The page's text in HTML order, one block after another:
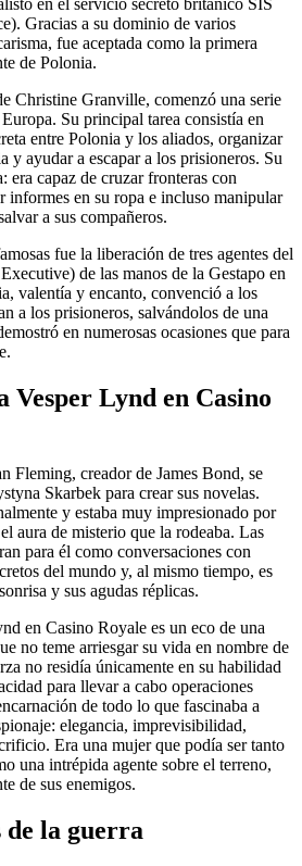
en el servicio secreto británico SIS
Gracias a su dominio de varios
fue aceptada como la primera
de Polonia.
Christine Granville, comenzó una serie
Su principal tarea consistía en
entre Polonia y los aliados, organizar
y ayudar a escapar a los prisioneros. Su
era capaz de cruzar fronteras con
informes en su ropa e incluso manipular
a sus compañeros.
fue la liberación de tres agentes del
de las manos de la Gestapo en
valentía y encanto, convenció a los
a los prisioneros, salvándolos de una
en numerosas ocasiones que para
Vesper Lynd en Casino
Fleming, creador de James Bond, se
Skarbek para crear sus novelas.
y estaba muy impresionado por
aura de misterio que la rodeaba. Las
para él como conversaciones con
del mundo y, al mismo tiempo, es
y sus agudas réplicas.
en Casino Royale es un eco de una
no teme arriesgar su vida en nombre de
no residía únicamente en su habilidad
para llevar a cabo operaciones
de todo lo que fascinaba a
elegancia, imprevisibilidad,
Era una mujer que podía ser tanto
una intrépida agente sobre el terreno,
de sus enemigos.
de la guerra